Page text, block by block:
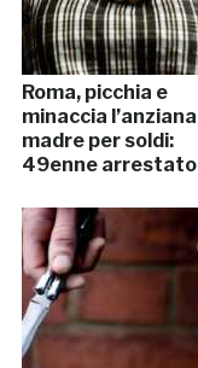
Roma, picchia e
minaccia l’anziana
madre per soldi:
49enne arrestato